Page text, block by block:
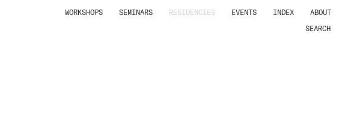
WORKSHOPS SEMINARS RESIDENCIES EVENTS INDEX
ABOUT
SEARCH